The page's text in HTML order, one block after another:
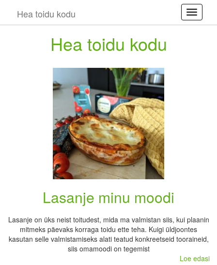
Hea toidu kodu
Hea toidu kodu
Lasanje minu moodi
Lasanje on üks neist toitudest, mida ma valmistan siis, kui plaanin
mitmeks päevaks korraga toidu ette teha. Kuigi üldjoontes
kasutan selle valmistamiseks alati teatud konkreetseid tooraineid,
siis omamoodi on tegemist
Loe edasi